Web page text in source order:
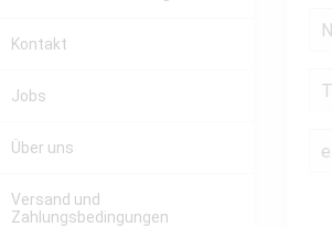
Kontakt
Jobs
Über uns
Versand und
Zahlungsbedingungen